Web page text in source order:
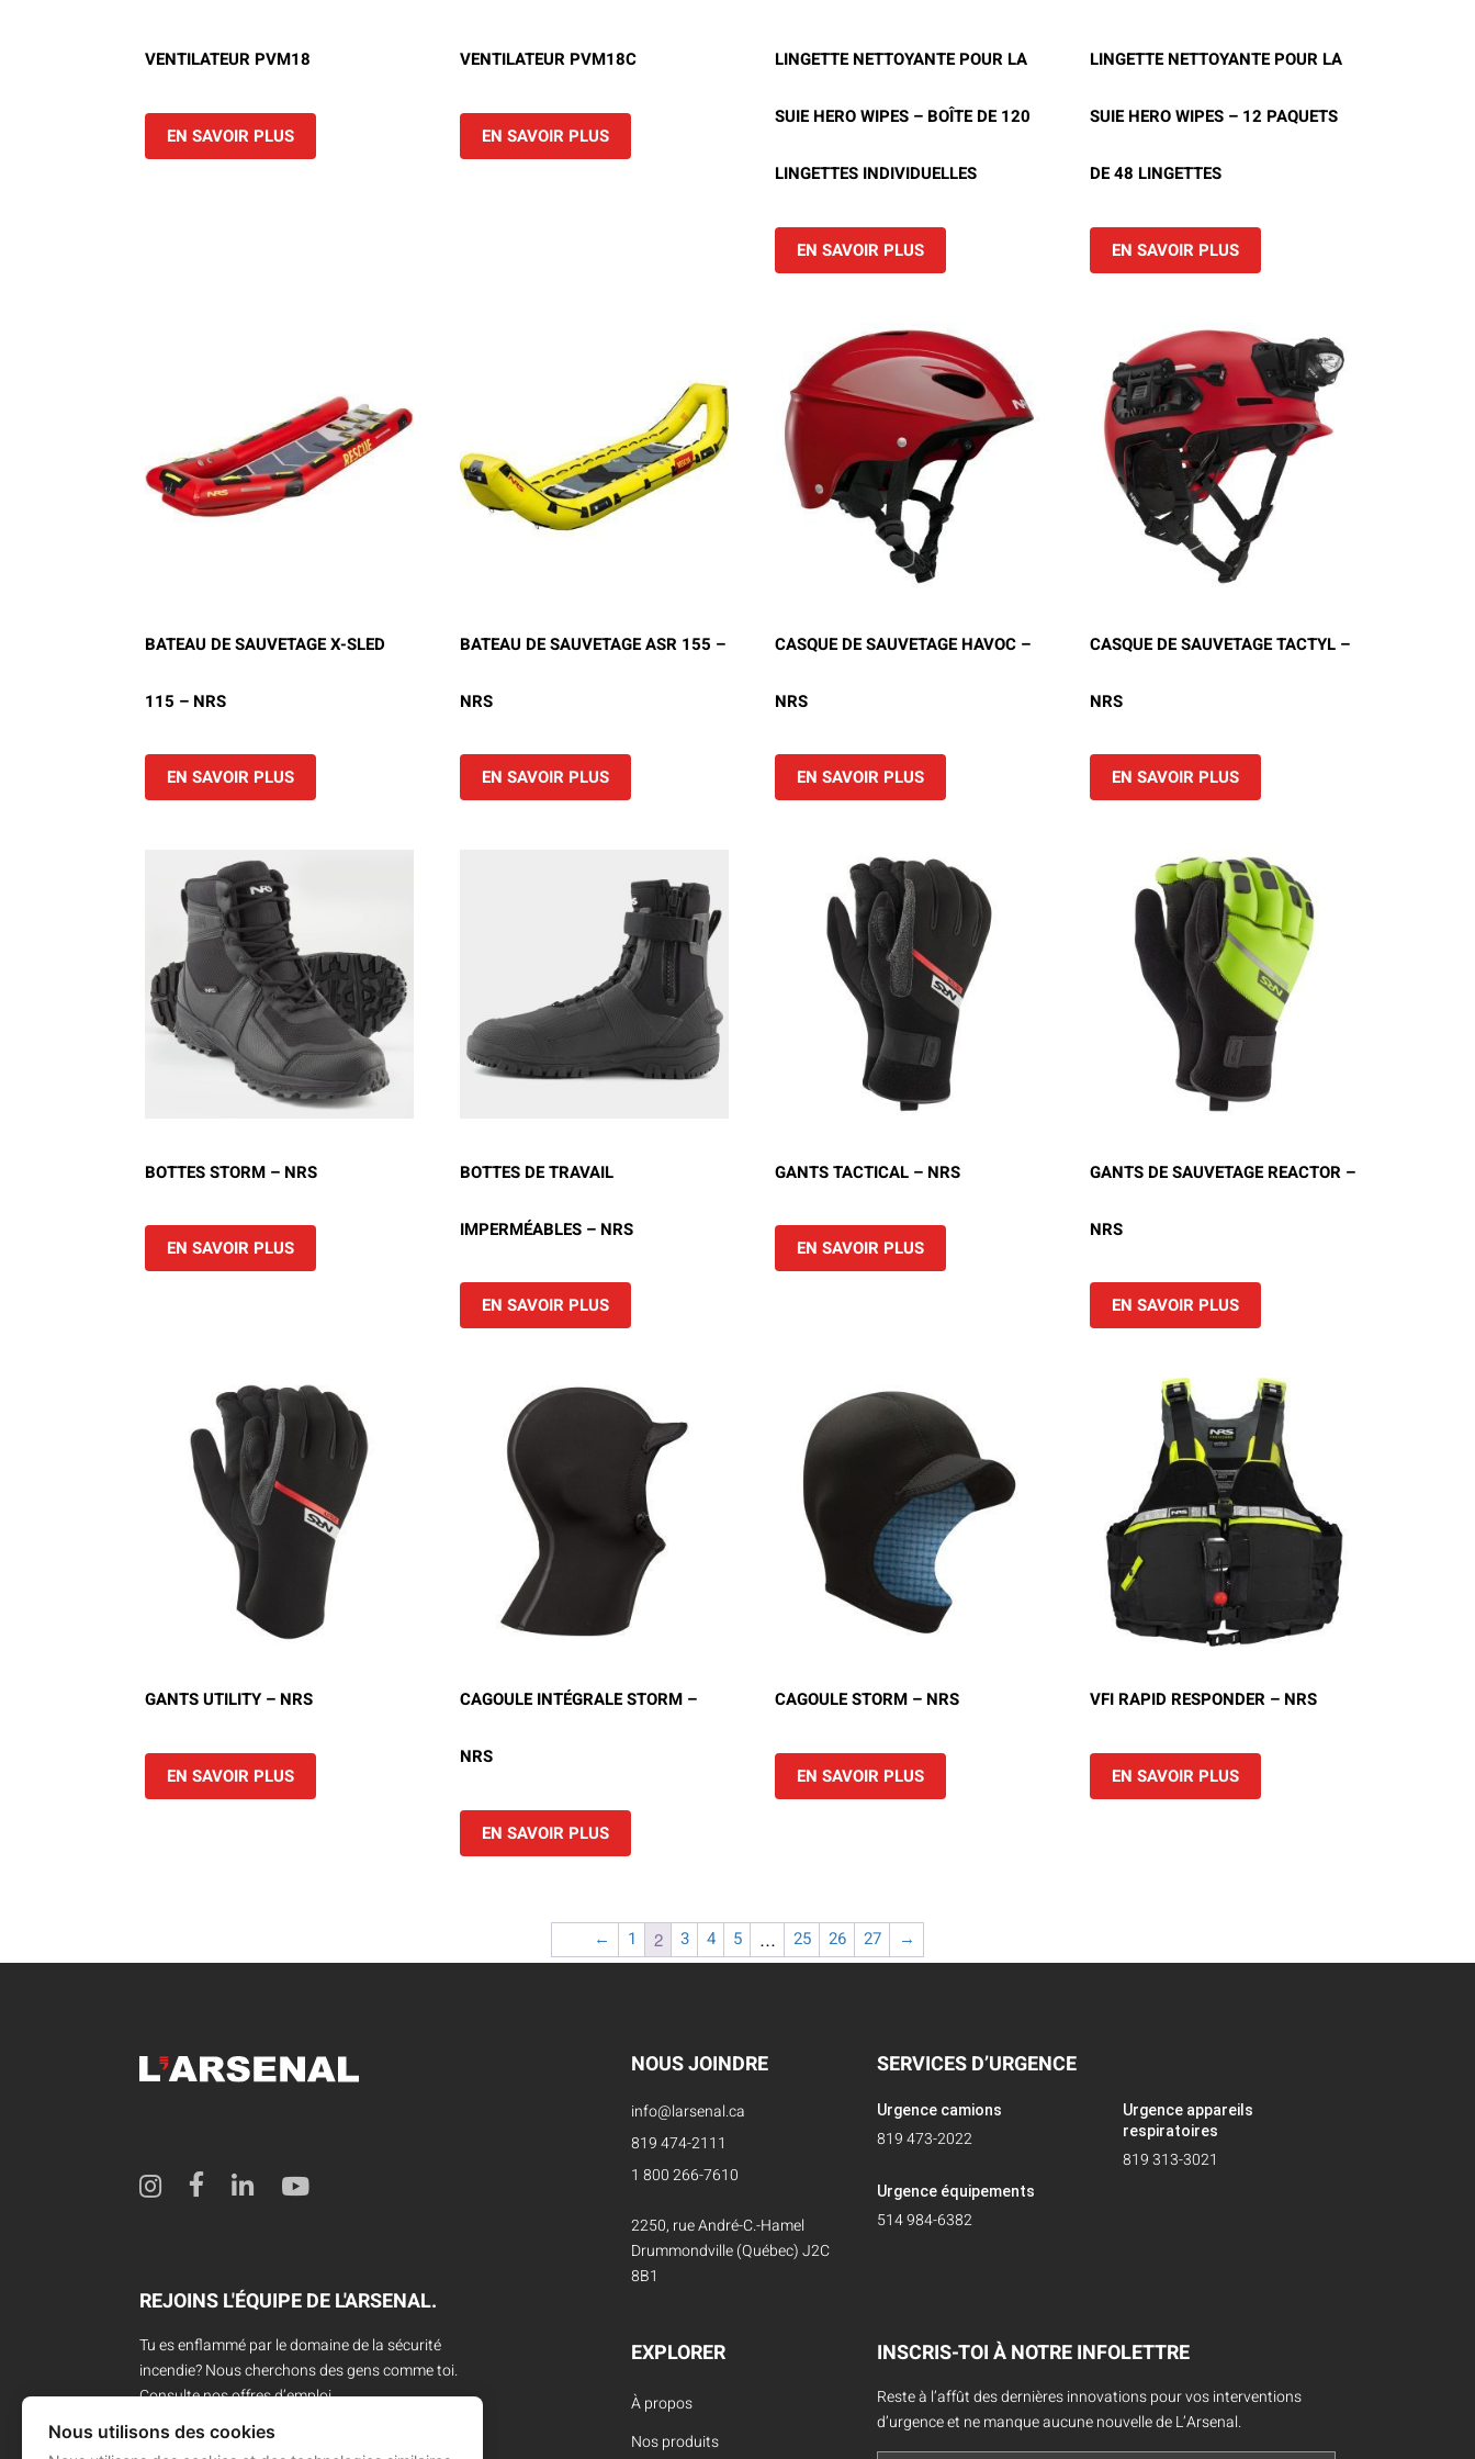
Démonstration d’équipements
CERTIFIÉES NFPA
Planifier un rendez-vous
VENTILATEUR PVM18
EN SAVOIR PLUS
VENTILATEUR PVM18C
EN SAVOIR PLUS
LINGETTE NETTOYANTE POUR LA
SUIE HERO WIPES – BOÎTE DE 120
LINGETTES INDIVIDUELLES
EN SAVOIR PLUS
LINGETTE NETTOYANTE POUR LA
SUIE HERO WIPES – 12 PAQUETS
DE 48 LINGETTES
EN SAVOIR PLUS
BATEAU DE SAUVETAGE X-SLED
115 – NRS
EN SAVOIR PLUS
BATEAU DE SAUVETAGE ASR 155 –
NRS
EN SAVOIR PLUS
CASQUE DE SAUVETAGE HAVOC –
NRS
EN SAVOIR PLUS
CASQUE DE SAUVETAGE TACTYL –
NRS
EN SAVOIR PLUS
BOTTES STORM – NRS
EN SAVOIR PLUS
BOTTES DE TRAVAIL
IMPERMÉABLES – NRS
EN SAVOIR PLUS
GANTS TACTICAL – NRS
EN SAVOIR PLUS
GANTS DE SAUVETAGE REACTOR –
NRS
EN SAVOIR PLUS
GANTS UTILITY – NRS
EN SAVOIR PLUS
CAGOULE INTÉGRALE STORM –
NRS
EN SAVOIR PLUS
CAGOULE STORM – NRS
EN SAVOIR PLUS
VFI RAPID RESPONDER – NRS
EN SAVOIR PLUS
← 1 2 3 4 5 … 25 26 27 →
REJOINS L'ÉQUIPE DE L'ARSENAL.
Tu es enflammé par le domaine de la sécurité
incendie? Nous cherchons des gens comme toi.
Consulte nos offres d’emploi.
CARRIÈRES
NOUS JOINDRE
info@larsenal.ca
819 474-2111
1 800 266-7610
2250, rue André-C.-Hamel
Drummondville (Québec) J2C
8B1
SERVICES D’URGENCE
Urgence camions
819 473-2022
Urgence équipements
514 984-6382
Urgence appareils
respiratoires
819 313-3021
EXPLORER
À propos
Nos produits
INSCRIS-TOI À NOTRE INFOLETTRE
Reste à l’affût des dernières innovations pour vos interventions
d’urgence et ne manque aucune nouvelle de L’Arsenal.
Nous utilisons des cookies